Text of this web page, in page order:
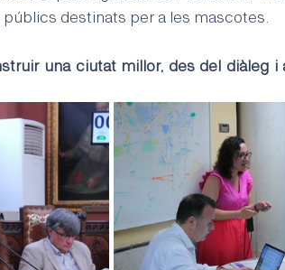
destinats per a les mascotes.
una ciutat millor, des del diàleg